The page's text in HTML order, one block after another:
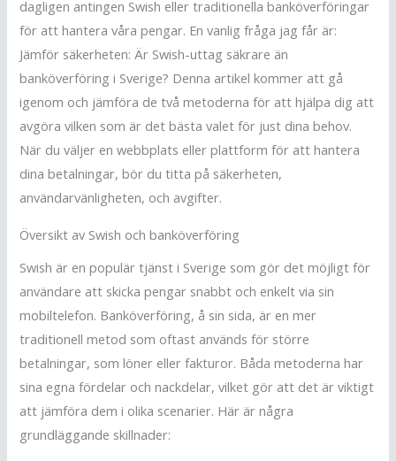
dagligen antingen Swish eller traditionella banköverföringar
för att hantera våra pengar. En vanlig fråga jag får är:
Jämför säkerheten: Är Swish-uttag säkrare än
banköverföring i Sverige? Denna artikel kommer att gå
igenom och jämföra de två metoderna för att hjälpa dig att
avgöra vilken som är det bästa valet för just dina behov.
När du väljer en webbplats eller plattform för att hantera
dina betalningar, bör du titta på säkerheten,
användarvänligheten, och avgifter.
Översikt av Swish och banköverföring
Swish är en populär tjänst i Sverige som gör det möjligt för
användare att skicka pengar snabbt och enkelt via sin
mobiltelefon. Banköverföring, å sin sida, är en mer
traditionell metod som oftast används för större
betalningar, som löner eller fakturor. Båda metoderna har
sina egna fördelar och nackdelar, vilket gör att det är viktigt
att jämföra dem i olika scenarier. Här är några
grundläggande skillnader: